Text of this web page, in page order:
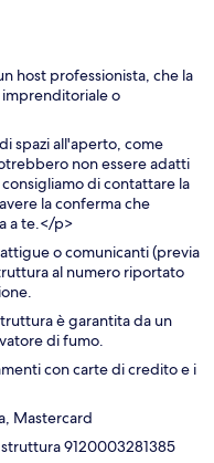
host professionista, che la
o
spazi all'aperto, come
non essere adatti
di contattare la
la conferma che
a te.</p>
o comunicanti (previa
al numero riportato
è garantita da un
di fumo.
con carte di credito e i
Mastercard
9120003281385